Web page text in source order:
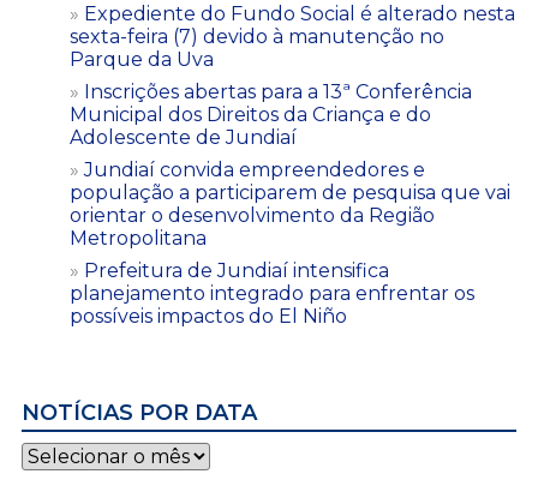
Expediente do Fundo Social é alterado nesta
sexta-feira (7) devido à manutenção no
Parque da Uva
Inscrições abertas para a 13ª Conferência
Municipal dos Direitos da Criança e do
Adolescente de Jundiaí
Jundiaí convida empreendedores e
população a participarem de pesquisa que vai
orientar o desenvolvimento da Região
Metropolitana
Prefeitura de Jundiaí intensifica
planejamento integrado para enfrentar os
possíveis impactos do El Niño
NOTÍCIAS POR DATA
Notícias
por